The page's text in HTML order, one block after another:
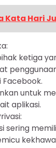
Kata Hari
ketiga
Facebook.
untuk
aplikasi.
sering